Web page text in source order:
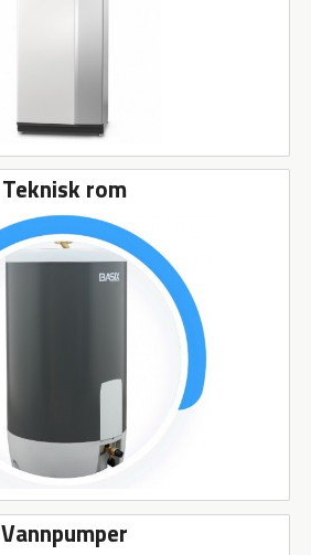
Teknisk rom
Vannpumper